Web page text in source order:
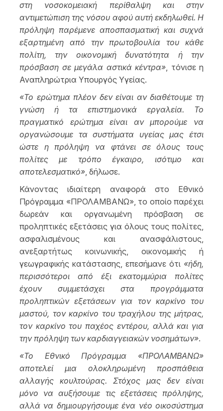
στη νοσοκομειακή περίθαλψη και στην
αντιμετώπιση της νόσου αφού αυτή εκδηλωθεί. Η
πρόληψη παρέμενε αποσπασματική και συχνά
εξαρτημένη από την πρωτοβουλία του κάθε
πολίτη, την οικονομική δυνατότητα ή την
πρόσβαση σε μεγάλα αστικά κέντρα» , τόνισε η
Αναπληρώτρια Υπουργός Υγείας.
«Το ερώτημα πλέον δεν είναι αν διαθέτουμε τη
γνώση ή τα επιστημονικά εργαλεία. Το
πραγματικό ερώτημα είναι αν μπορούμε να
οργανώσουμε τα συστήματα υγείας μας έτσι
ώστε η πρόληψη να φτάνει σε όλους τους
πολίτες με τρόπο έγκαιρο, ισότιμο και
αποτελεσματικό» , δήλωσε.
Κάνοντας ιδιαίτερη αναφορά στο Εθνικό
Πρόγραμμα «ΠΡΟΛΑΜΒΑΝΩ», το οποίο παρέχει
δωρεάν και οργανωμένη πρόσβαση σε
προληπτικές εξετάσεις για όλους τους πολίτες,
ασφαλισμένους και ανασφάλιστους,
ανεξαρτήτως κοινωνικής, οικονομικής ή
γεωγραφικής κατάστασης, επεσήμανε ότι «ήδη,
περισσότεροι από έξι εκατομμύρια πολίτες
έχουν συμμετάσχει στα προγράμματα
προληπτικών εξετάσεων για τον καρκίνο του
μαστού, τον καρκίνο του τραχήλου της μήτρας,
τον καρκίνο του παχέος εντέρου, αλλά και για
την πρόληψη των καρδιαγγειακών νοσημάτων».
«Το Εθνικό Πρόγραμμα «ΠΡΟΛΑΜΒΑΝΩ»
αποτελεί μια ολοκληρωμένη προσπάθεια
αλλαγής κουλτούρας. Στόχος μας δεν είναι
μόνο να αυξήσουμε τις εξετάσεις πρόληψης,
αλλά να δημιουργήσουμε ένα νέο οικοσύστημα